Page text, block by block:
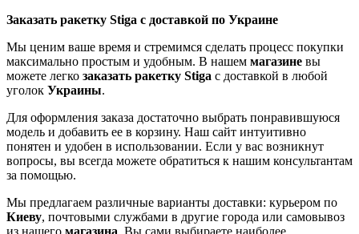
Заказать ракетку Stiga с доставкой по Украине
Мы ценим ваше время и стремимся сделать процесс покупки
максимально простым и удобным. В нашем магазине вы
можете легко заказать ракетку Stiga с доставкой в любой
уголок Украины.
Для оформления заказа достаточно выбрать понравившуюся
модель и добавить ее в корзину. Наш сайт интуитивно
понятен и удобен в использовании. Если у вас возникнут
вопросы, вы всегда можете обратиться к нашим консультантам
за помощью.
Мы предлагаем различные варианты доставки: курьером по
Киеву, почтовыми службами в другие города или самовывоз
из нашего магазина . Вы сами выбираете наиболее